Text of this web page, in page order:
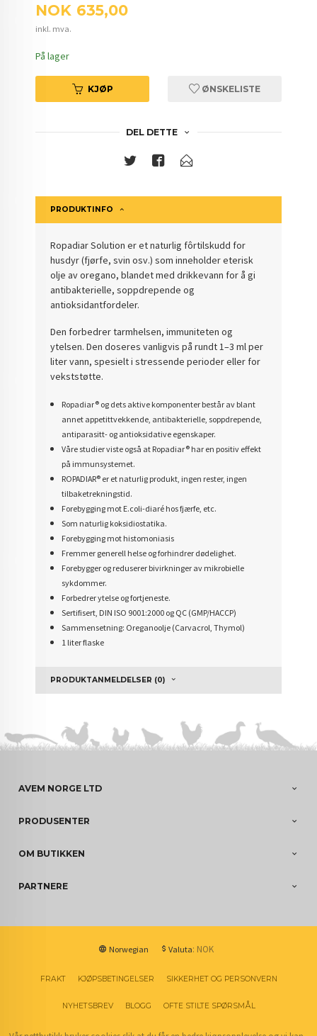
Pris
NOK 635,00
inkl. mva.
På lager
KJØP ØNSKELISTE
DEL DETTE
PRODUKTINFO
Ropadiar Solution er et naturlig fôrtilskudd for
husdyr (fjørfe, svin osv.) som inneholder eterisk
olje av oregano, blandet med drikkevann for å gi
antibakterielle, soppdrepende og
antioksidantfordeler.
Den forbedrer tarmhelsen, immuniteten og
ytelsen. Den doseres vanligvis på rundt 1–3 ml per
liter vann, spesielt i stressende perioder eller for
vekststøtte.
Ropadiar® og dets aktive komponenter består av blant
annet appetittvekkende, antibakterielle, soppdrepende,
antiparasitt- og antioksidative egenskaper.
Våre studier viste også at Ropadiar® har en positiv effekt
på immunsystemet.
ROPADIAR® er et naturlig produkt, ingen rester, ingen
tilbaketrekningstid.
Forebygging mot E.coli-diaré hos fjærfe, etc.
Som naturlig koksidiostatika.
Forebygging mot histomoniasis
Fremmer generell helse og forhindrer dødelighet.
Forebygger og reduserer bivirkninger av mikrobielle
sykdommer.
Forbedrer ytelse og fortjeneste.
Sertifisert, DIN ISO 9001:2000 og QC (GMP/HACCP)
Sammensetning: Oreganoolje (Carvacrol, Thymol)
1 liter flaske
PRODUKTANMELDELSER (0)
AVEM NORGE LTD
PRODUSENTER
OM BUTIKKEN
PARTNERE
Norwegian Valuta: NOK
FRAKT KJØPSBETINGELSER SIKKERHET OG PERSONVERN
NYHETSBREV BLOGG OFTE STILTE SPØRSMÅL